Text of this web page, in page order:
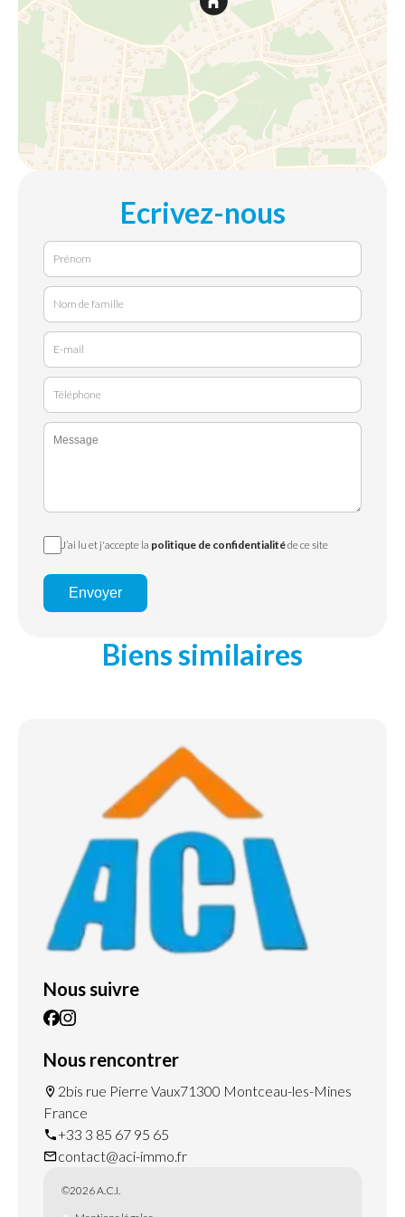
Ecrivez-nous
J’ai lu et j'accepte la politique de confidentialitéde ce site
Envoyer
Biens similaires
Nous suivre
Nous rencontrer
2bis rue Pierre Vaux71300 Montceau-les-Mines
France
+33 3 85 67 95 65
contact@aci-immo.fr
©2026 A.C.I.